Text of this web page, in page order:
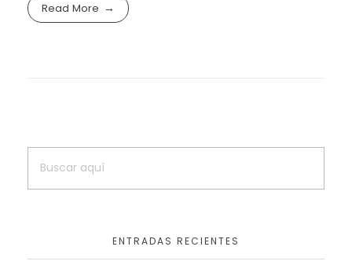
Read More
ENTRADAS RECIENTES